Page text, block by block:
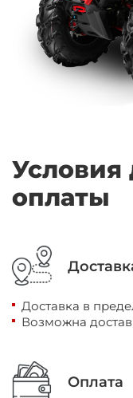
Условия
оплаты
Доставка в
Возможна
Оплата